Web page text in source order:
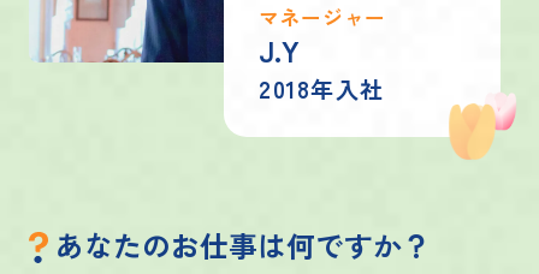
マネージャー
J.Y
2018年入社
あなたのお仕事は何ですか？